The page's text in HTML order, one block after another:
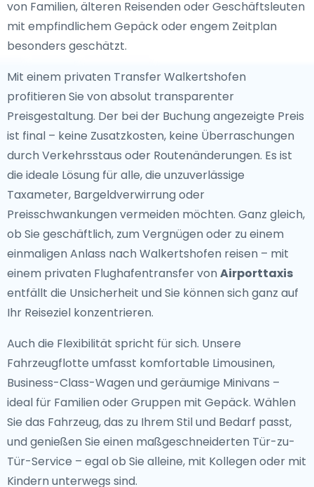
von Familien, älteren Reisenden oder Geschäftsleuten
mit empfindlichem Gepäck oder engem Zeitplan
besonders geschätzt.
Mit einem privaten Transfer Walkertshofen
profitieren Sie von absolut transparenter
Preisgestaltung. Der bei der Buchung angezeigte Preis
ist final – keine Zusatzkosten, keine Überraschungen
durch Verkehrsstaus oder Routenänderungen. Es ist
die ideale Lösung für alle, die unzuverlässige
Taxameter, Bargeldverwirrung oder
Preisschwankungen vermeiden möchten. Ganz gleich,
ob Sie geschäftlich, zum Vergnügen oder zu einem
einmaligen Anlass nach Walkertshofen reisen – mit
einem privaten Flughafentransfer von Airporttaxis
entfällt die Unsicherheit und Sie können sich ganz auf
Ihr Reiseziel konzentrieren.
Auch die Flexibilität spricht für sich. Unsere
Fahrzeugflotte umfasst komfortable Limousinen,
Business-Class-Wagen und geräumige Minivans –
ideal für Familien oder Gruppen mit Gepäck. Wählen
Sie das Fahrzeug, das zu Ihrem Stil und Bedarf passt,
und genießen Sie einen maßgeschneiderten Tür-zu-
Tür-Service – egal ob Sie alleine, mit Kollegen oder mit
Kindern unterwegs sind.